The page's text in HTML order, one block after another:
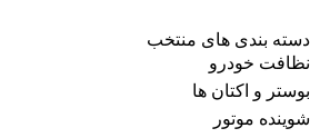
دسته بندی های منتخب
نظافت خودرو
بوستر و اکتان ها
شوینده موتور